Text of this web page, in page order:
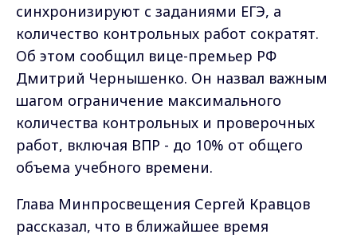
синхронизируют с заданиями ЕГЭ, а
количество контрольных работ сократят.
Об этом сообщил вице-премьер РФ
Дмитрий Чернышенко. Он назвал важным
шагом ограничение максимального
количества контрольных и проверочных
работ, включая ВПР - до 10% от общего
объема учебного времени.
Глава Минпросвещения Сергей Кравцов
рассказал, что в ближайшее время